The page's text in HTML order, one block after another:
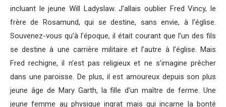
incluant le jeune Will Ladyslaw. J’allais oublier Fred Vincy, le
frère de Rosamund, qui se destine, sans envie, à l’église.
Souvenez-vous qu’à l’époque, il était courant que l’un des fils
se destine à une carrière militaire et l’autre à l’église. Mais
Fred rechigne, il n’est pas religieux et ne s’imagine prêcher
dans une paroisse. De plus, il est amoureux depuis son plus
jeune âge de Mary Garth, la fille d’un maître de ferme. Une
jeune femme au physique ingrat mais qui incarne la bonté